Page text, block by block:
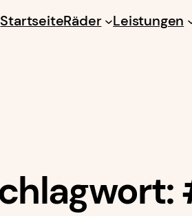
StartseiteRäder Leistungen